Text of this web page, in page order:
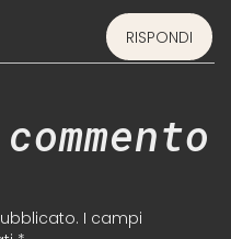
RISPONDI
I campi